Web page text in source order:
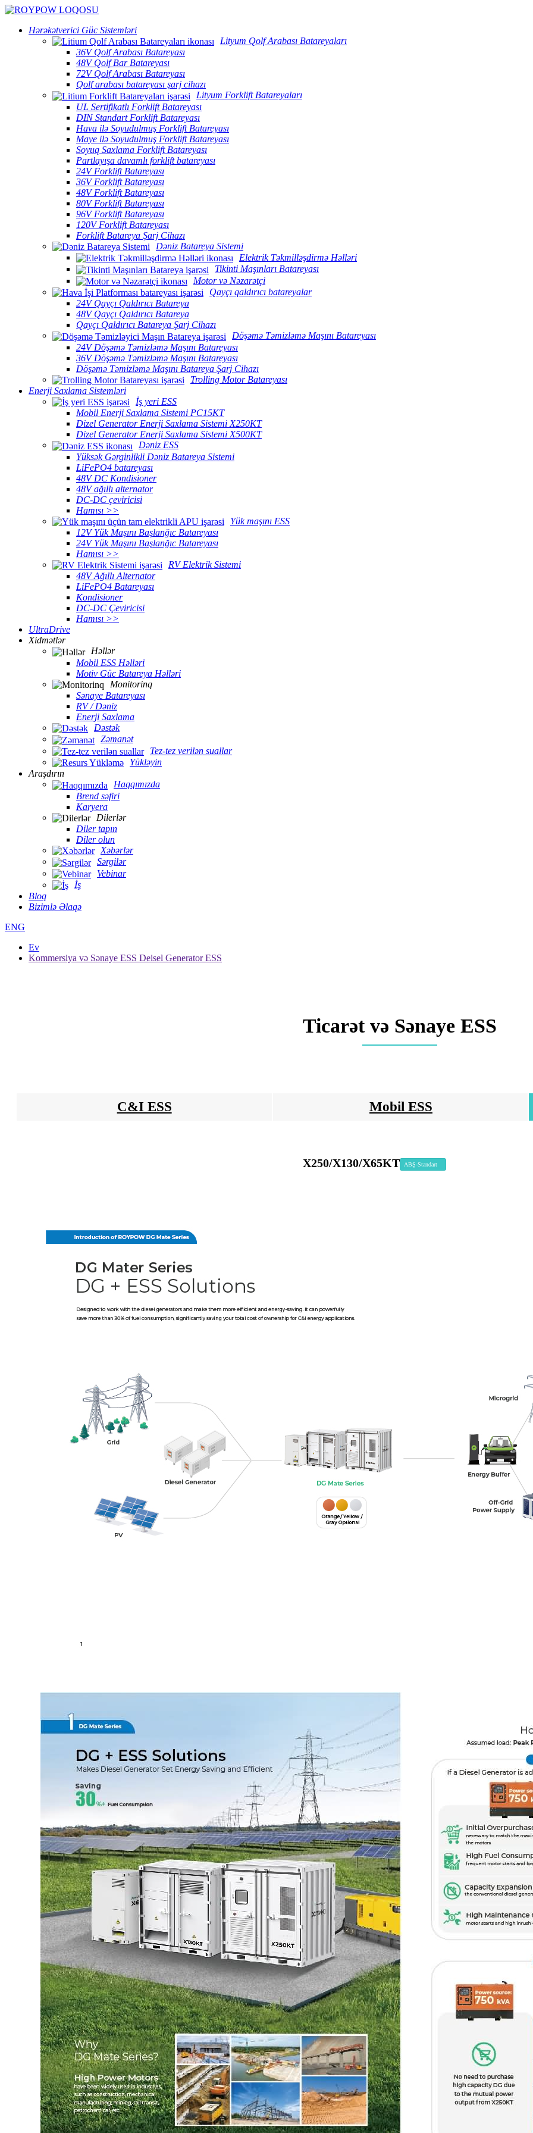
Hərəkətverici Güc Sistemləri
Lityum Qolf Arabası Batareyaları
36V Qolf Arabası Batareyası
48V Qolf Bar Batareyası
72V Qolf Arabası Batareyası
Qolf arabası batareyası şarj cihazı
Lityum Forklift Batareyaları
UL Sertifikatlı Forklift Batareyası
DIN Standart Forklift Batareyası
Hava ilə Soyudulmuş Forklift Batareyası
Maye ilə Soyudulmuş Forklift Batareyası
Soyuq Saxlama Forklift Batareyası
Partlayışa davamlı forklift batareyası
24V Forklift Batareyası
36V Forklift Batareyası
48V Forklift Batareyası
80V Forklift Batareyası
96V Forklift Batareyası
120V Forklift Batareyası
Forklift Batareya Şarj Cihazı
Dəniz Batareya Sistemi
Elektrik Təkmilləşdirmə Həlləri
Tikinti Maşınları Batareyası
Motor və Nəzarətçi
Qayçı qaldırıcı batareyalar
24V Qayçı Qaldırıcı Batareya
48V Qayçı Qaldırıcı Batareya
Qayçı Qaldırıcı Batareya Şarj Cihazı
Döşəmə Təmizləmə Maşını Batareyası
24V Döşəmə Təmizləmə Maşını Batareyası
36V Döşəmə Təmizləmə Maşını Batareyası
Döşəmə Təmizləmə Maşını Batareya Şarj Cihazı
Trolling Motor Batareyası
Enerji Saxlama Sistemləri
İş yeri ESS
Mobil Enerji Saxlama Sistemi PC15KT
Dizel Generator Enerji Saxlama Sistemi X250KT
Dizel Generator Enerji Saxlama Sistemi X500KT
Dəniz ESS
Yüksək Gərginlikli Dəniz Batareya Sistemi
LiFePO4 batareyası
48V DC Kondisioner
48V ağıllı alternator
DC-DC çeviricisi
Hamısı >>
Yük maşını ESS
12V Yük Maşını Başlanğıc Batareyası
24V Yük Maşını Başlanğıc Batareyası
Hamısı >>
RV Elektrik Sistemi
48V Ağıllı Alternator
LiFePO4 Batareyası
Kondisioner
DC-DC Çeviricisi
Hamısı >>
UltraDrive
Xidmətlər
Həllər
Mobil ESS Həlləri
Motiv Güc Batareya Həlləri
Monitorinq
Sənaye Batareyası
RV / Dəniz
Enerji Saxlama
Dəstək
Zəmanət
Tez-tez verilən suallar
Yükləyin
Araşdırın
Haqqımızda
Brend səfiri
Karyera
Dilerlər
Diler tapın
Diler olun
Xəbərlər
Sərgilər
Vebinar
İş
Bloq
Bizimlə Əlaqə
ENG
Ev
Kommersiya və Sənaye ESS Deisel Generator ESS
Ticarət və Sənaye ESS
C&I ESS Mobil ESS
X250/X130/X65KT ABŞ-Standart